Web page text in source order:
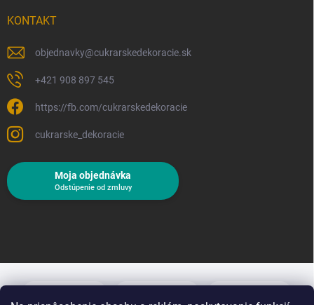
KONTAKT
objednavky@cukrarskedekoracie.sk
+421 908 897 545
https://fb.com/cukrarskedekoracie
cukrarske_dekoracie
Moja objednávka
Odstúpenie od zmluvy